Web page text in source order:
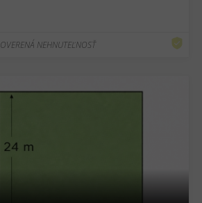
OVERENÁ NEHNUTEĽNOSŤ